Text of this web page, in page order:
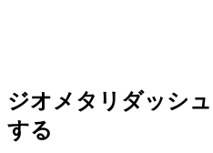
ジオメタリダッシュ
する